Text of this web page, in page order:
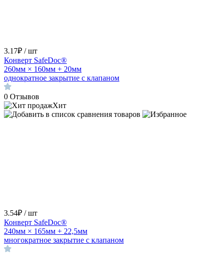
3.17₽ / шт
Конверт SafeDoc®
260мм × 160мм + 20мм
однократное закрытие с клапаном
0 Отзывов
Хит
3.54₽ / шт
Конверт SafeDoc®
240мм × 165мм + 22,5мм
многократное закрытие с клапаном